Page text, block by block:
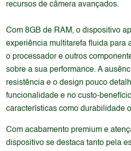
recursos de câmera avançados.
Com 8GB de RAM, o dispositivo
experiência multitarefa fluida para
o processador e outros
sobre a sua performance. A
resistência e o design pouco
funcionalidade e no custo-
características como durabilidade
Com acabamento premium e
dispositivo se destaca tanto pela